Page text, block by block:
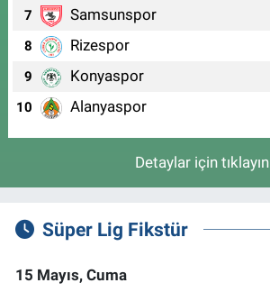
7 Samsunspor
8 Rizespor
9 Konyaspor
10 Alanyaspor
Detaylar için tıklayın
Süper Lig Fikstür
15 Mayıs, Cuma